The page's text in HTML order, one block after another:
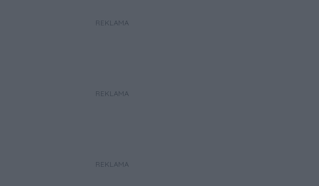
REKLAMA
REKLAMA
REKLAMA